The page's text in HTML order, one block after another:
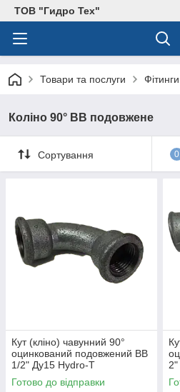
ТОВ "Гидро Тех"
Товари та послуги
Коліно 90° ВВ подовжене
Сортування 0
Кут (кліно) чавунний 90°
оцинкований подовжений ВВ
1/2" Ду15 Hydro-T
Готово до відправки